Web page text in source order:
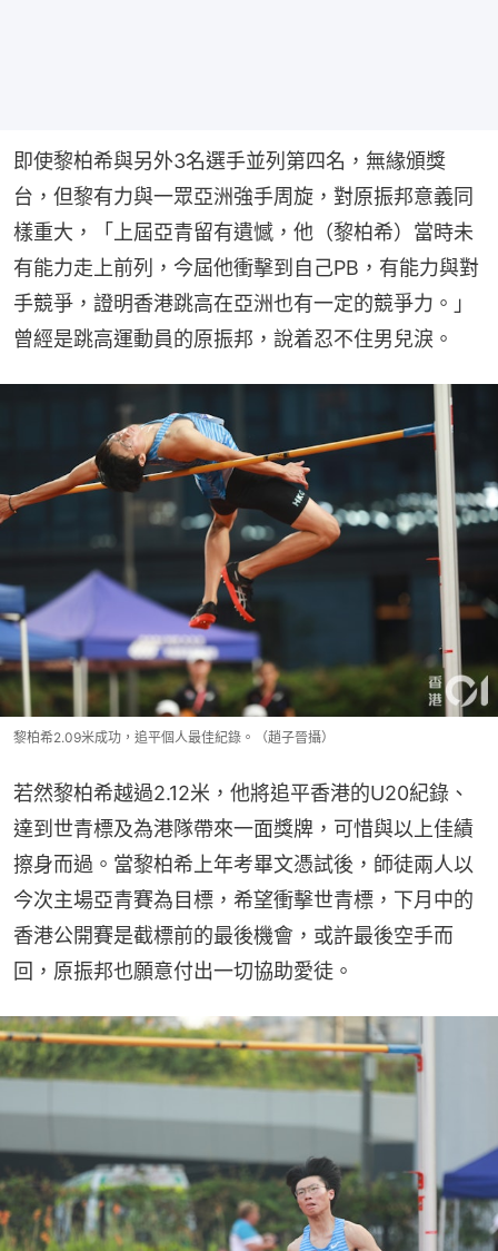
即使黎柏希與另外3名選手並列第四名，無緣頒獎
台，但黎有力與一眾亞洲強手周旋，對原振邦意義同
樣重大，「上屆亞青留有遺憾，他（黎柏希）當時未
有能力走上前列，今屆他衝擊到自己PB，有能力與對
手競爭，證明香港跳高在亞洲也有一定的競爭力。」
曾經是跳高運動員的原振邦，說着忍不住男兒淚。
黎柏希2.09米成功，追平個人最佳紀錄。（趙子晉攝）
若然黎柏希越過2.12米，他將追平香港的U20紀錄、
達到世青標及為港隊帶來一面獎牌，可惜與以上佳績
擦身而過。當黎柏希上年考畢文憑試後，師徒兩人以
今次主場亞青賽為目標，希望衝擊世青標，下月中的
香港公開賽是截標前的最後機會，或許最後空手而
回，原振邦也願意付出一切協助愛徒。